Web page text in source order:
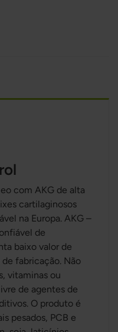
com AKG de alta
cartilaginosos
na Europa. AKG –
de
baixo valor de
fabricação. Não
vitaminas ou
de agentes de
O produto é
pesados, PCB e